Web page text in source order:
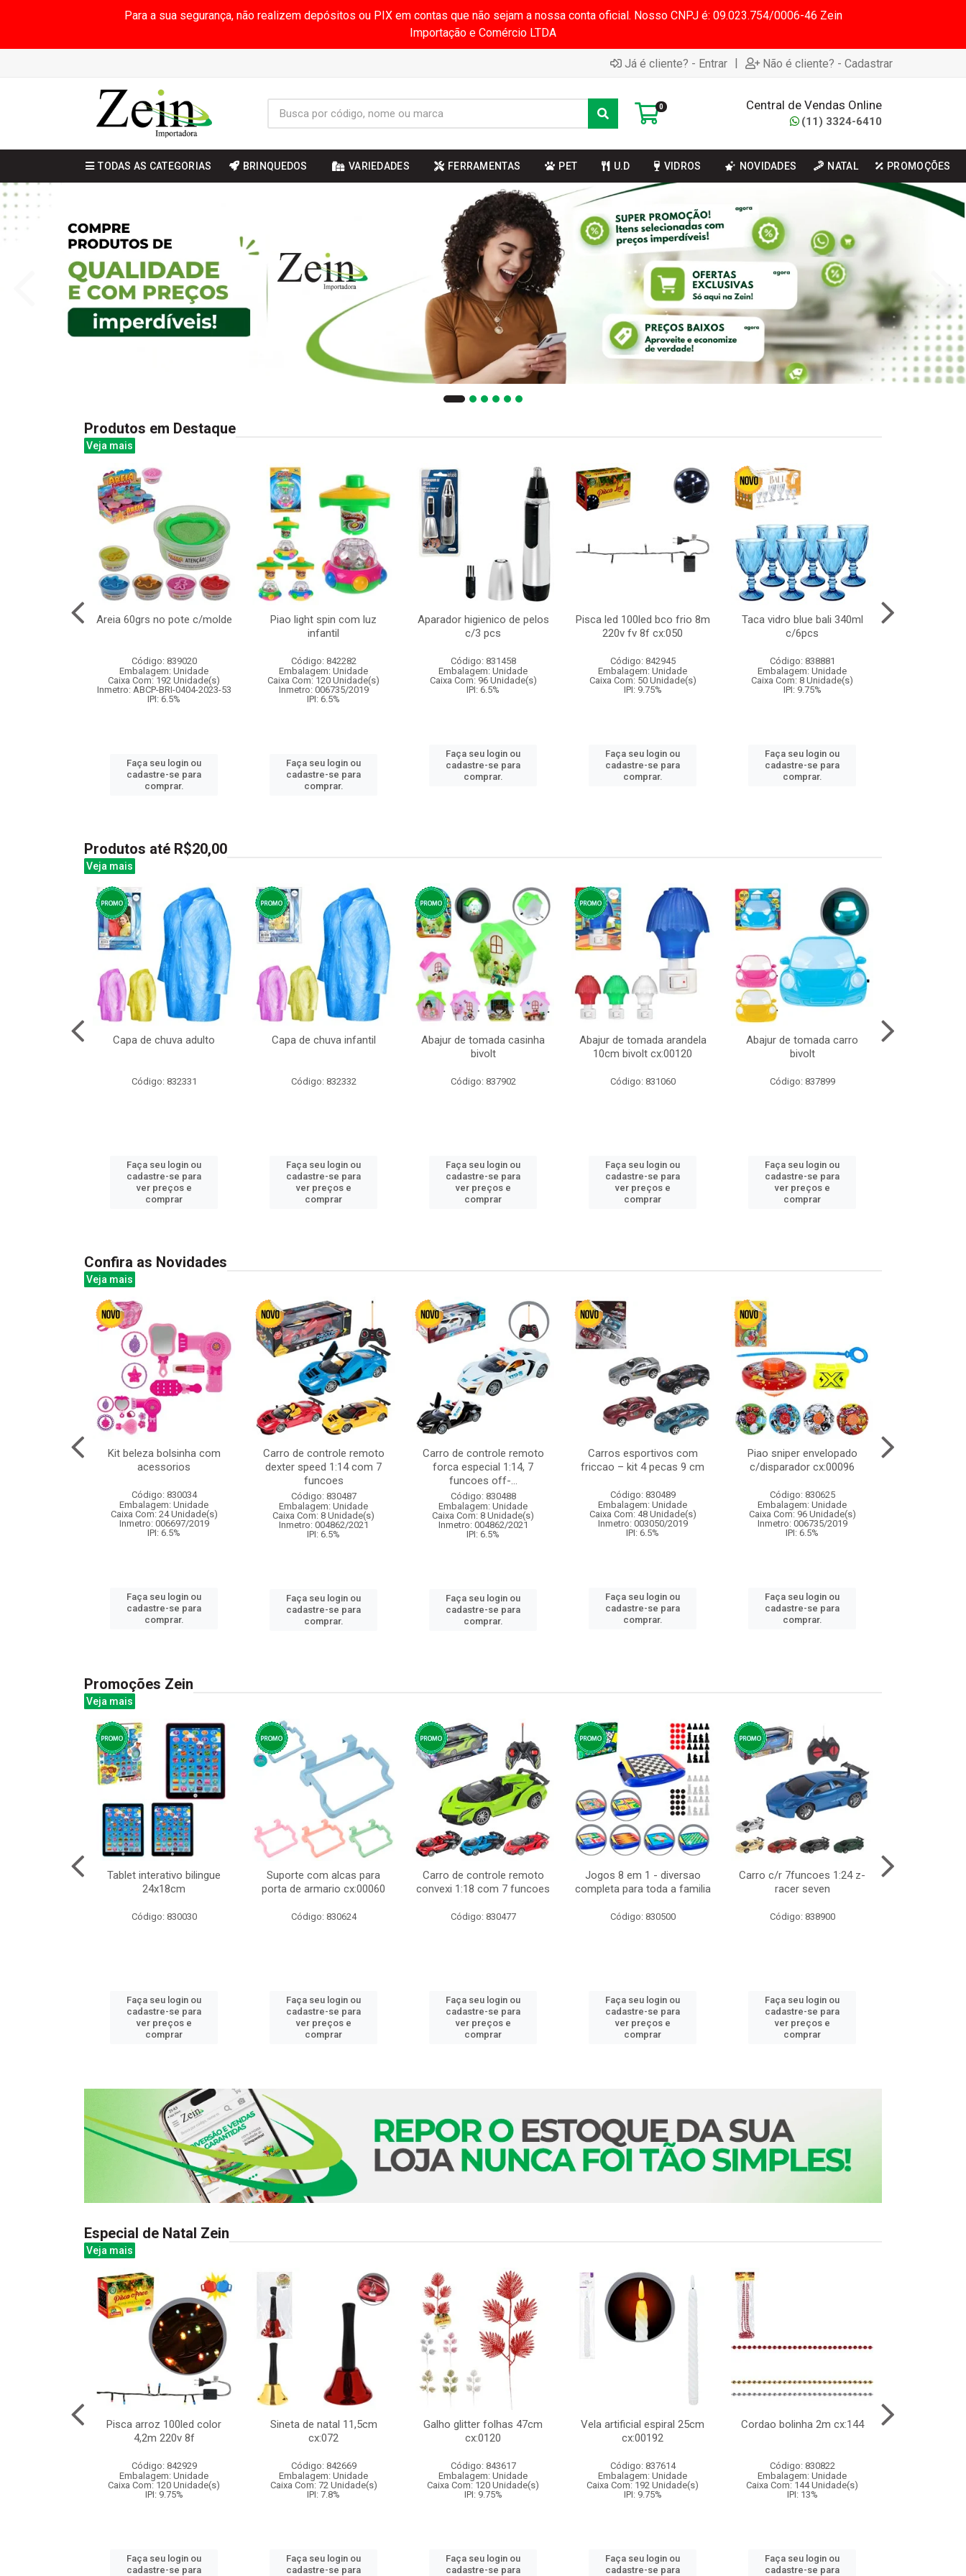
Para a sua segurança, não realizem depósitos ou PIX em contas que não sejam a nossa conta oficial. Nosso CNPJ é: 09.023.754/0006-46 Zein
Importação e Comércio LTDA
Já é cliente? - Entrar | Não é cliente? - Cadastrar
0 Central de Vendas Online
(11) 3324-6410
TODAS AS CATEGORIAS BRINQUEDOS VARIEDADES FERRAMENTAS PET U.D VIDROS NOVIDADES NATAL PROMOÇÕES
Produtos em Destaque
Veja mais
Areia 60grs no pote c/molde
Código: 839020
Embalagem: Unidade
Caixa Com: 192 Unidade(s)
Inmetro: ABCP-BRI-0404-2023-53
IPI: 6.5%
Faça seu login ou
cadastre-se para
comprar.
Piao light spin com luz
infantil
Código: 842282
Embalagem: Unidade
Caixa Com: 120 Unidade(s)
Inmetro: 006735/2019
IPI: 6.5%
Faça seu login ou
cadastre-se para
comprar.
Aparador higienico de pelos
c/3 pcs
Código: 831458
Embalagem: Unidade
Caixa Com: 96 Unidade(s)
IPI: 6.5%
Faça seu login ou
cadastre-se para
comprar.
Pisca led 100led bco frio 8m
220v fv 8f cx:050
Código: 842945
Embalagem: Unidade
Caixa Com: 50 Unidade(s)
IPI: 9.75%
Faça seu login ou
cadastre-se para
comprar.
Taca vidro blue bali 340ml
c/6pcs
Código: 838881
Embalagem: Unidade
Caixa Com: 8 Unidade(s)
IPI: 9.75%
Faça seu login ou
cadastre-se para
comprar.
Produtos até R$20,00
Veja mais
Capa de chuva adulto
Código: 832331
Faça seu login ou
cadastre-se para
ver preços e
comprar
Capa de chuva infantil
Código: 832332
Faça seu login ou
cadastre-se para
ver preços e
comprar
Abajur de tomada casinha
bivolt
Código: 837902
Faça seu login ou
cadastre-se para
ver preços e
comprar
Abajur de tomada arandela
10cm bivolt cx:00120
Código: 831060
Faça seu login ou
cadastre-se para
ver preços e
comprar
Abajur de tomada carro
bivolt
Código: 837899
Faça seu login ou
cadastre-se para
ver preços e
comprar
Confira as Novidades
Veja mais
Kit beleza bolsinha com
acessorios
Código: 830034
Embalagem: Unidade
Caixa Com: 24 Unidade(s)
Inmetro: 006697/2019
IPI: 6.5%
Faça seu login ou
cadastre-se para
comprar.
Carro de controle remoto
dexter speed 1:14 com 7
funcoes
Código: 830487
Embalagem: Unidade
Caixa Com: 8 Unidade(s)
Inmetro: 004862/2021
IPI: 6.5%
Faça seu login ou
cadastre-se para
comprar.
Carro de controle remoto
forca especial 1:14, 7
funcoes off-...
Código: 830488
Embalagem: Unidade
Caixa Com: 8 Unidade(s)
Inmetro: 004862/2021
IPI: 6.5%
Faça seu login ou
cadastre-se para
comprar.
Carros esportivos com
friccao – kit 4 pecas 9 cm
Código: 830489
Embalagem: Unidade
Caixa Com: 48 Unidade(s)
Inmetro: 003050/2019
IPI: 6.5%
Faça seu login ou
cadastre-se para
comprar.
Piao sniper envelopado
c/disparador cx:00096
Código: 830625
Embalagem: Unidade
Caixa Com: 96 Unidade(s)
Inmetro: 006735/2019
IPI: 6.5%
Faça seu login ou
cadastre-se para
comprar.
Promoções Zein
Veja mais
Tablet interativo bilingue
24x18cm
Código: 830030
Faça seu login ou
cadastre-se para
ver preços e
comprar
Suporte com alcas para
porta de armario cx:00060
Código: 830624
Faça seu login ou
cadastre-se para
ver preços e
comprar
Carro de controle remoto
convexi 1:18 com 7 funcoes
Código: 830477
Faça seu login ou
cadastre-se para
ver preços e
comprar
Jogos 8 em 1 - diversao
completa para toda a familia
Código: 830500
Faça seu login ou
cadastre-se para
ver preços e
comprar
Carro c/r 7funcoes 1:24 z-
racer seven
Código: 838900
Faça seu login ou
cadastre-se para
ver preços e
comprar
Especial de Natal Zein
Veja mais
Pisca arroz 100led color
4,2m 220v 8f
Código: 842929
Embalagem: Unidade
Caixa Com: 120 Unidade(s)
IPI: 9.75%
Faça seu login ou
cadastre-se para
Sineta de natal 11,5cm
cx:072
Código: 842669
Embalagem: Unidade
Caixa Com: 72 Unidade(s)
IPI: 7.8%
Faça seu login ou
cadastre-se para
Galho glitter folhas 47cm
cx:0120
Código: 843617
Embalagem: Unidade
Caixa Com: 120 Unidade(s)
IPI: 9.75%
Faça seu login ou
cadastre-se para
Vela artificial espiral 25cm
cx:00192
Código: 837614
Embalagem: Unidade
Caixa Com: 192 Unidade(s)
IPI: 9.75%
Faça seu login ou
cadastre-se para
Cordao bolinha 2m cx:144
Código: 830822
Embalagem: Unidade
Caixa Com: 144 Unidade(s)
IPI: 13%
Faça seu login ou
cadastre-se para